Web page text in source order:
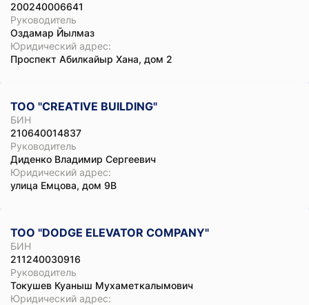
200240006641
Руководитель
Оздамар Йылмаз
Юридический адрес:
Проспект Абилкайыр Хана, дом 2
ТОО "CREATIVE BUILDING"
БИН
210640014837
Руководитель
Диденко Владимир Сергеевич
Юридический адрес:
улица Емцова, дом 9В
ТОО "DODGE ELEVATOR COMPANY"
БИН
211240030916
Руководитель
Токушев Куаныш Мухаметкалымович
Юридический адрес: